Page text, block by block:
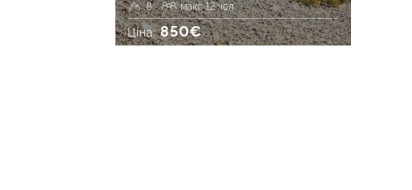
8
макс 12 чол.
Ціна:850€